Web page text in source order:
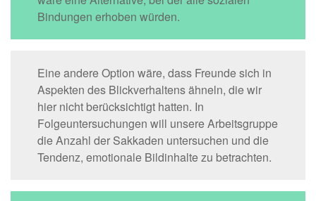
Bindungen erhoben würden.
Eine andere Option wäre, dass Freunde sich in
Aspekten des Blickverhaltens ähneln, die wir
hier nicht berücksichtigt hatten. In
Folgeuntersuchungen will unsere Arbeitsgruppe
die Anzahl der Sakkaden untersuchen und die
Tendenz, emotionale Bildinhalte zu betrachten.